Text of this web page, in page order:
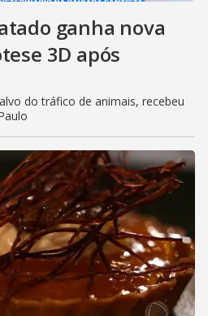
ganha nova
3D após
do tráfico de animais, recebeu